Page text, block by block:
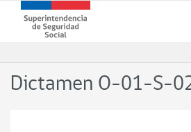
contenido
Superintendencia
de
-
Dictamen O-01-S-